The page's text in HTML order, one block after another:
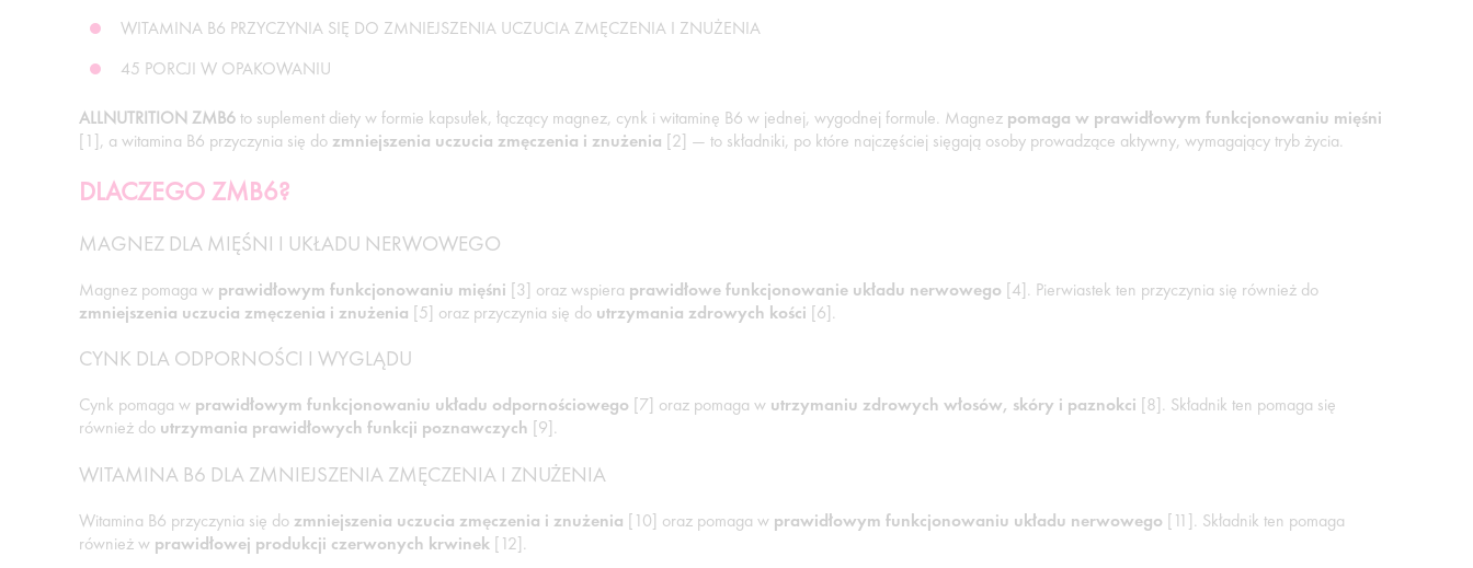
WITAMINA B6 PRZYCZYNIA SIĘ DO ZMNIEJSZENIA UCZUCIA ZMĘCZENIA I ZNUŻENIA
45 PORCJI W OPAKOWANIU
ALLNUTRITION ZMB6to suplement diety w formie kapsułek, łączący magnez, cynk i witaminę B6 w jednej, wygodnej formule. Magnez pomaga w prawidłowym funkcjonowaniu mięśni
[1], a witamina B6 przyczynia się do zmniejszenia uczucia zmęczenia i znużenia [2] — to składniki, po które najczęściej sięgają osoby prowadzące aktywny, wymagający tryb życia.
DLACZEGO ZMB6?
MAGNEZ DLA MIĘŚNI I UKŁADU NERWOWEGO
Magnez pomaga w prawidłowym funkcjonowaniu mięśni [3] oraz wspiera prawidłowe funkcjonowanie układu nerwowego [4]. Pierwiastek ten przyczynia się również do
zmniejszenia uczucia zmęczenia i znużenia [5] oraz przyczynia się do utrzymania zdrowych kości [6].
CYNK DLA ODPORNOŚCI I WYGLĄDU
Cynk pomaga w prawidłowym funkcjonowaniu układu odpornościowego [7] oraz pomaga w utrzymaniu zdrowych włosów, skóry i paznokci [8]. Składnik ten pomaga się
również do utrzymania prawidłowych funkcji poznawczych [9].
WITAMINA B6 DLA ZMNIEJSZENIA ZMĘCZENIA I ZNUŻENIA
Witamina B6 przyczynia się do zmniejszenia uczucia zmęczenia i znużenia [10] oraz pomaga w prawidłowym funkcjonowaniu układu nerwowego [11]. Składnik ten pomaga
również w prawidłowej produkcji czerwonych krwinek [12].